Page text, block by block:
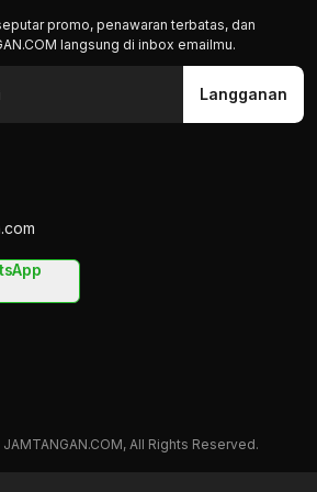
promo, penawaran terbatas, dan
langsung di inbox emailmu.
Langganan
All Rights Reserved.